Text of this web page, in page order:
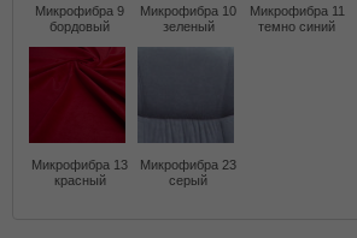
Микрофибра 9
бордовый
Микрофибра 10
зеленый
Микрофибра 11
темно синий
Микрофибра 13
красный
Микрофибра 23
серый